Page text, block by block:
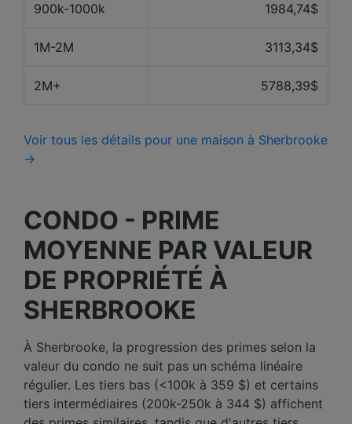
900k-1000k 1984,74$
1M-2M 3113,34$
2M+ 5788,39$
Voir tous les détails pour une maison à Sherbrooke
→
CONDO - PRIME
MOYENNE PAR VALEUR
DE PROPRIÉTÉ À
SHERBROOKE
À Sherbrooke, la progression des primes selon la
valeur du condo ne suit pas un schéma linéaire
régulier. Les tiers bas (<100k à 359 $) et certains
tiers intermédiaires (200k-250k à 344 $) affichent